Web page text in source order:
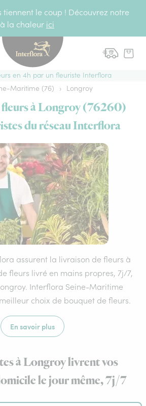
tiennent le coup ! Découvrez notre
la chaleur ici
en 4h par un fleuriste Interflora
Maritime (76) › Longroy
à Longroy (76260)
du réseau Interflora
assurent la livraison de fleurs à
fleurs livré en mains propres, 7j/7,
Interflora Seine-Maritime
choix de bouquet de fleurs.
En savoir plus
à Longroy livrent vos
le jour même, 7j/7